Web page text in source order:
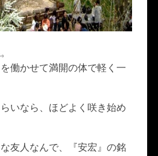
働かせて満開の体で軽く一
いなら、ほどよく咲き始め
友人なんで、『安宏』の銘